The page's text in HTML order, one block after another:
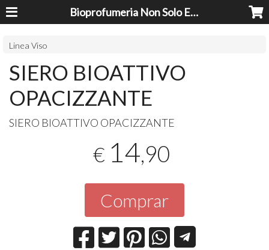
Bioprofumeria Non Solo Essenze
Linea Viso
SIERO BIOATTIVO
OPACIZZANTE
SIERO BIOATTIVO OPACIZZANTE
€ 14,90
Comprar